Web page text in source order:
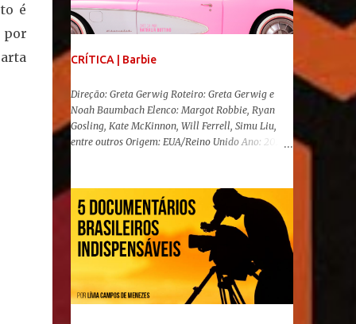
é
por
CRÍTICA | Barbie
Direção: Greta Gerwig Roteiro: Greta Gerwig e
Noah Baumbach Elenco: Margot Robbie, Ryan
Gosling, Kate McKinnon, Will Ferrell, Simu Liu,
entre outros Origem: EUA/Reino Unido Ano: 2023
Barbie , o aguardado live-action da boneca mais
famosa do mundo, enfim, chegou aos cinemas. Em
meio a toda divulgação e o hype em torno de seu
lançamento, posso afirmar que o longa, dirigido
por Greta Gerwig ( Adoráveis Mulheres ) prometeu
tudo e entregou mais ainda, se provando o filme
do ano até aqui. Repleto de criatividade, humor e
sem medo de não se levar a sério, a produção